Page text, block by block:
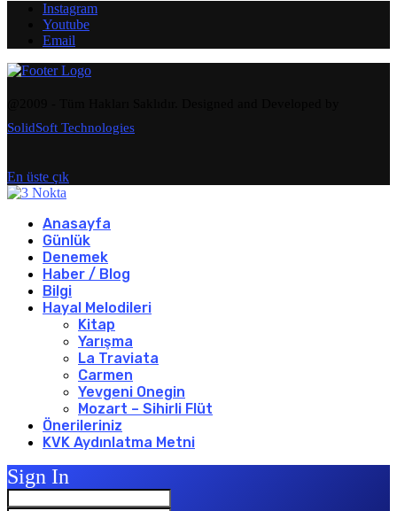
Instagram
Youtube
Email
SolidSoft Technologies
En üste çık
Anasayfa
Günlük
Denemek
Haber / Blog
Bilgi
Hayal Melodileri
Kitap
Yarışma
La Traviata
Carmen
Yevgeni Onegin
Mozart – Sihirli Flüt
Önerileriniz
KVK Aydınlatma Metni
Sign In